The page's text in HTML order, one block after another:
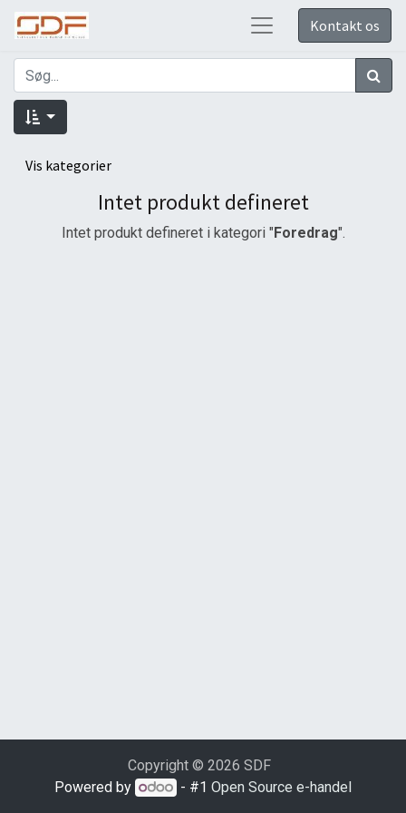
Kontakt os
Vis kategorier
Intet produkt defineret
Intet produkt defineret i kategori "Foredrag".
Copyright © 2026 SDF
Powered by
- #1Open Source e-handel